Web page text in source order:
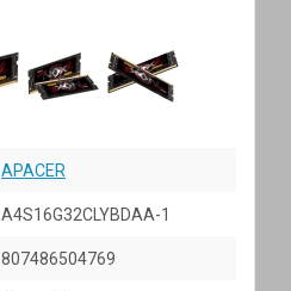
APACER
A4S16G32CLYBDAA-1
807486504769